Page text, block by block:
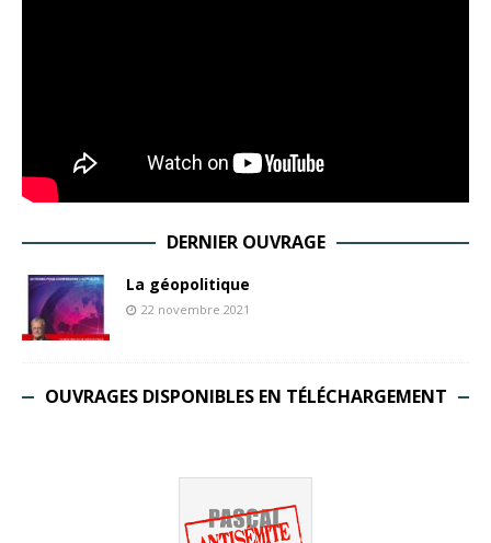
DERNIER OUVRAGE
La géopolitique
22 novembre 2021
OUVRAGES DISPONIBLES EN TÉLÉCHARGEMENT